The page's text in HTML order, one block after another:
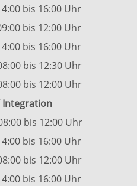
16:00 Uhr
12:00 Uhr
16:00 Uhr
12:30 Uhr
12:00 Uhr
Integration
12:00 Uhr
16:00 Uhr
12:00 Uhr
16:00 Uhr